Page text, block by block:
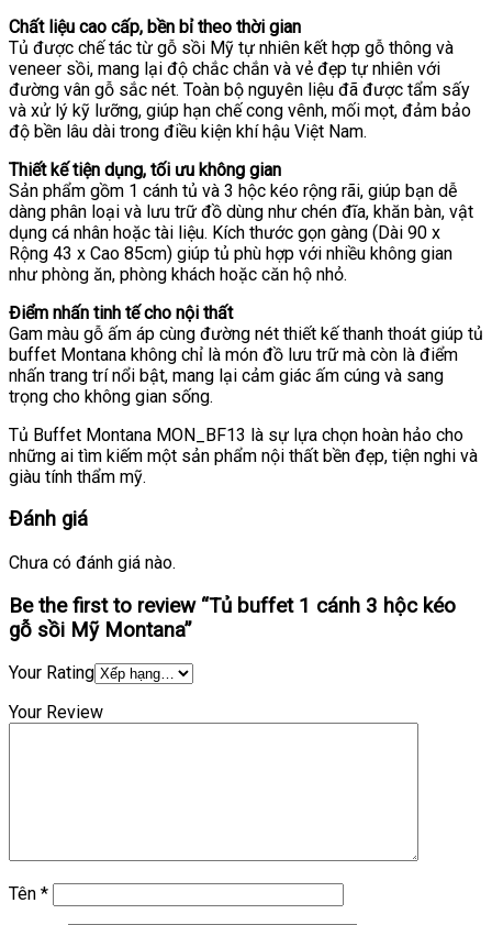
Chất liệu cao cấp, bền bỉ theo thời gian
Tủ được chế tác từ gỗ sồi Mỹ tự nhiên kết hợp gỗ thông và
veneer sồi, mang lại độ chắc chắn và vẻ đẹp tự nhiên với
đường vân gỗ sắc nét. Toàn bộ nguyên liệu đã được tẩm sấy
và xử lý kỹ lưỡng, giúp hạn chế cong vênh, mối mọt, đảm bảo
độ bền lâu dài trong điều kiện khí hậu Việt Nam.
Thiết kế tiện dụng, tối ưu không gian
Sản phẩm gồm 1 cánh tủ và 3 hộc kéo rộng rãi, giúp bạn dễ
dàng phân loại và lưu trữ đồ dùng như chén đĩa, khăn bàn, vật
dụng cá nhân hoặc tài liệu. Kích thước gọn gàng (Dài 90 x
Rộng 43 x Cao 85cm) giúp tủ phù hợp với nhiều không gian
như phòng ăn, phòng khách hoặc căn hộ nhỏ.
Điểm nhấn tinh tế cho nội thất
Gam màu gỗ ấm áp cùng đường nét thiết kế thanh thoát giúp tủ
buffet Montana không chỉ là món đồ lưu trữ mà còn là điểm
nhấn trang trí nổi bật, mang lại cảm giác ấm cúng và sang
trọng cho không gian sống.
Tủ Buffet Montana MON_BF13 là sự lựa chọn hoàn hảo cho
những ai tìm kiếm một sản phẩm nội thất bền đẹp, tiện nghi và
giàu tính thẩm mỹ.
Đánh giá
Chưa có đánh giá nào.
Be the first to review “Tủ buffet 1 cánh 3 hộc kéo
gỗ sồi Mỹ Montana”
Your Rating
Your Review
Tên *